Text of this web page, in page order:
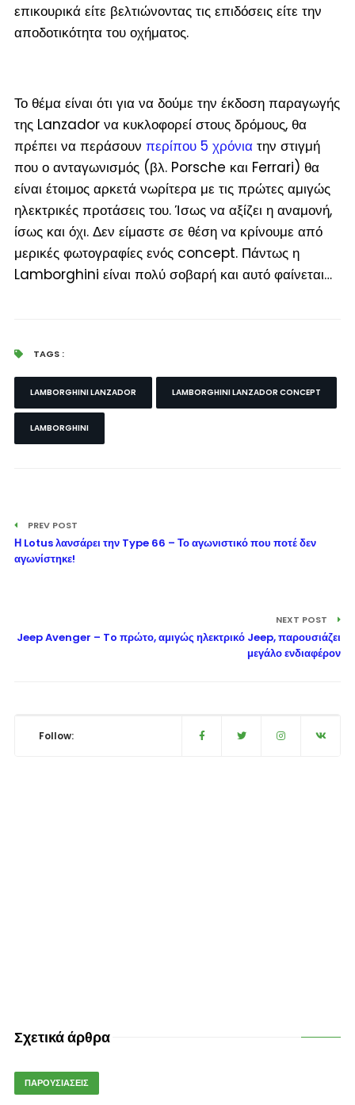
επικουρικά είτε βελτιώνοντας τις επιδόσεις είτε την
αποδοτικότητα του οχήματος.
Το θέμα είναι ότι για να δούμε την έκδοση παραγωγής
της Lanzador να κυκλοφορεί στους δρόμους, θα
πρέπει να περάσουν περίπου 5 χρόνιατην στιγμή
που ο ανταγωνισμός (βλ. Porsche και Ferrari) θα
είναι έτοιμος αρκετά νωρίτερα με τις πρώτες αμιγώς
ηλεκτρικές προτάσεις του. Ίσως να αξίζει η αναμονή,
ίσως και όχι. Δεν είμαστε σε θέση να κρίνουμε από
μερικές φωτογραφίες ενός concept. Πάντως η
Lamborghini είναι πολύ σοβαρή και αυτό φαίνεται…
TAGS :
LAMBORGHINI LANZADOR LAMBORGHINI LANZADOR CONCEPT
LAMBORGHINI
PREV POST
Η Lotus λανσάρει την Type 66 – Το αγωνιστικό που ποτέ δεν
αγωνίστηκε!
NEXT POST
Jeep Avenger – To πρώτο, αμιγώς ηλεκτρικό Jeep, παρουσιάζει
μεγάλο ενδιαφέρον
Follow:
Σχετικά άρθρα
ΠΑΡΟΥΣΙΑΣΕΙΣ